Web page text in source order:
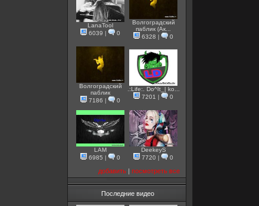
LanaTool
6039 | 0
Волгоградский
паблик (Ак...
6328 | 0
Волгоградский
паблик
7186 | 0
.:Life:. Do^It_| ko...
7201 | 0
LAM
6985 | 0
DeekeyS
7720 | 0
добавить | посмотреть все
Последние видео